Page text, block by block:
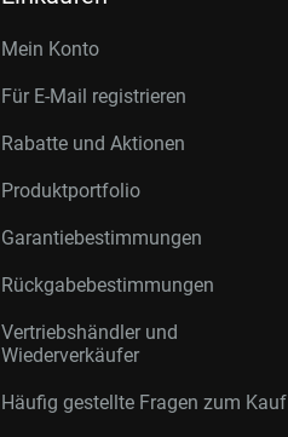
Mein Konto
Für E-Mail registrieren
Rabatte und Aktionen
Produktportfolio
Garantiebestimmungen
Rückgabebestimmungen
Vertriebshändler und
Wiederverkäufer
Häufig gestellte Fragen zum Kauf